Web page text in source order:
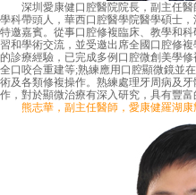
深圳愛康健口腔醫院院長，副主任醫
學科帶頭人，華西口腔醫學院醫學碩士
特邀嘉賓。從事口腔修複臨床、教學和
習和學術交流，並受邀出席全國口腔修
的診療經驗，已完成多例口腔微創美學
全口咬合重建等;熟練應用口腔顯微鏡並
術及各類修複操作。熟練處理牙周病及
作，對於顯微治療有深入研究，具有豐富
熊志華，副主任醫師，愛康健羅湖康